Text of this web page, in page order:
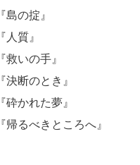
『島の掟』
『人質』
『救いの手』
『決断のとき』
『砕かれた夢』
『帰るべきところへ』